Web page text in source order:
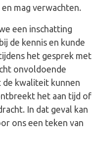
mag verwachten.
een inschatting
de kennis en kunde
het gesprek met
onvoldoende
de kwaliteit kunnen
het aan tijd of
In dat geval kan
ons een teken van